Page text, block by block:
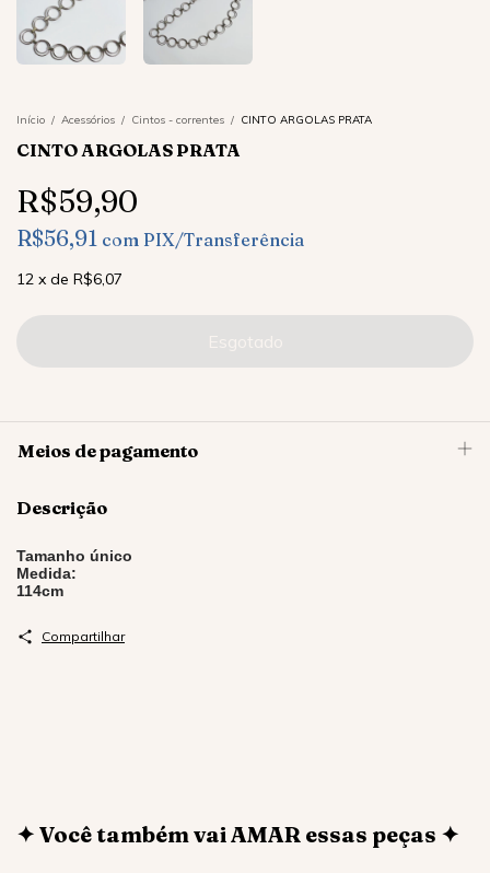
Início / Acessórios / Cintos - correntes / CINTO ARGOLAS PRATA
CINTO ARGOLAS PRATA
R$59,90
R$56,91 com PIX/Transferência
12 x de R$6,07
Meios de pagamento
Descrição
Tamanho único
Medida:
114cm
Compartilhar
✦ Você também vai AMAR essas peças ✦